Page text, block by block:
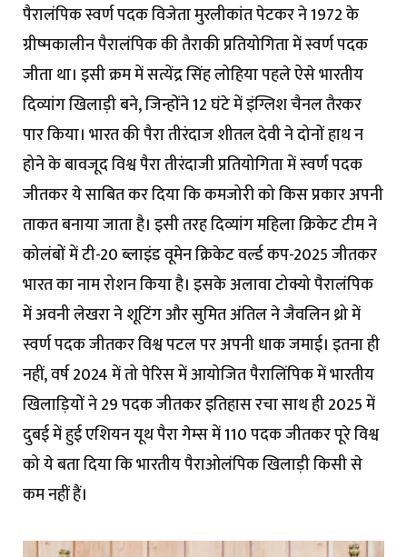
पैरालंपिक स्वर्ण पदक विजेता मुरलीकांत पेटकर ने 1972 के
ग्रीष्मकालीन पैरालंपिक की तैराकी प्रतियोगिता में स्वर्ण पदक
जीता था। इसी क्रम में सत्येंद्र सिंह लोहिया पहले ऐसे भारतीय
दिव्यांग खिलाड़ी बने, जिन्होंने 12 घंटे में इंग्लिश चैनल तैरकर
पार किया। भारत की पैरा तीरंदाज शीतल देवी ने दोनों हाथ न
होने के बावजूद विश्व पैरा तीरंदाजी प्रतियोगिता में स्वर्ण पदक
जीतकर ये साबित कर दिया कि कमजोरी को किस प्रकार अपनी
ताकत बनाया जाता है। इसी तरह दिव्यांग महिला क्रिकेट टीम ने
कोलंबों में टी-20 ब्लाइंड वूमेन क्रिकेट वर्ल्ड कप-2025 जीतकर
भारत का नाम रोशन किया है। इसके अलावा टोक्यो पैरालंपिक
में अवनी लेखरा ने शूटिंग और सुमित अंतिल ने जैवलिन थ्रो में
स्वर्ण पदक जीतकर विश्व पटल पर अपनी धाक जमाई। इतना ही
नहीं, वर्ष 2024 में तो पेरिस में आयोजित पैरालिंपिक में भारतीय
खिलाड़ियों ने 29 पदक जीतकर इतिहास रचा साथ ही 2025 में
दुबई में हुई एशियन यूथ पैरा गेम्स में 110 पदक जीतकर पूरे विश्व
को ये बता दिया कि भारतीय पैराओलंपिक खिलाड़ी किसी से
कम नहीं हैं।